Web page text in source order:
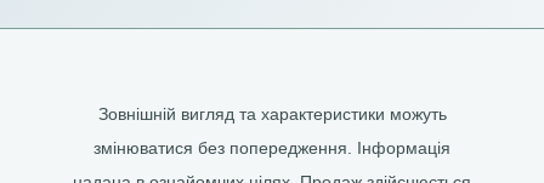
Зовнішній вигляд та характеристики можуть
змінюватися без попередження. Інформація